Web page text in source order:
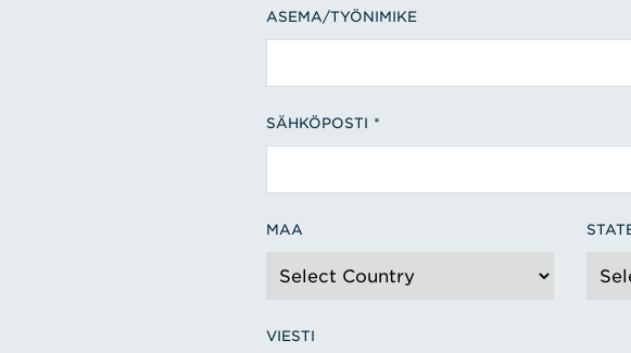
ASEMA/TYÖNIMIKE
SÄHKÖPOSTI
MAA
VIESTI